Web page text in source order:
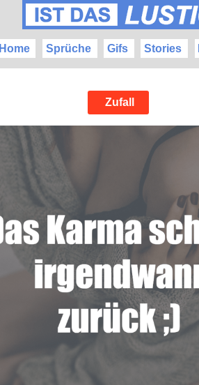
Home Sprüche Gifs Stories
Zufall